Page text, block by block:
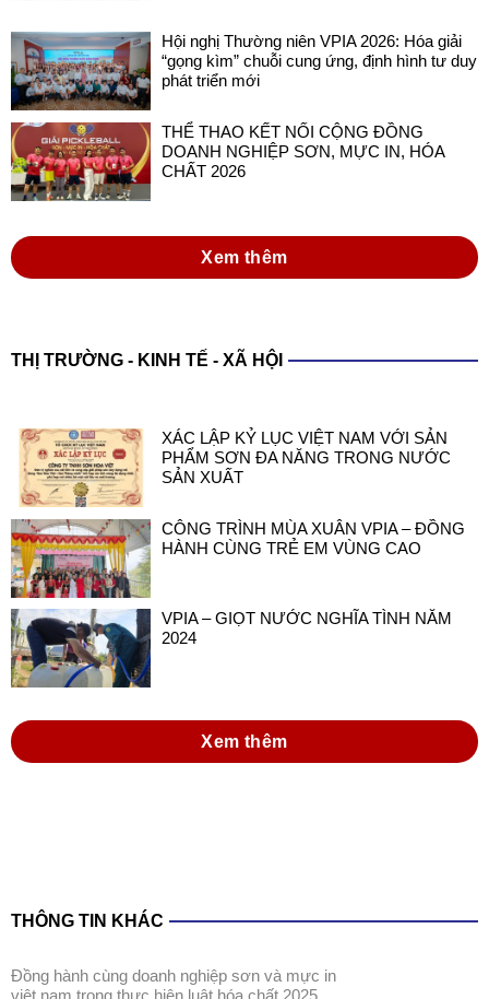
Hội nghị Thường niên VPIA 2026: Hóa giải
“gọng kìm” chuỗi cung ứng, định hình tư duy
phát triển mới
THỂ THAO KẾT NỐI CỘNG ĐỒNG
DOANH NGHIỆP SƠN, MỰC IN, HÓA
CHẤT 2026
Xem thêm
THỊ TRƯỜNG - KINH TẾ - XÃ HỘI
XÁC LẬP KỶ LỤC VIỆT NAM VỚI SẢN
PHẨM SƠN ĐA NĂNG TRONG NƯỚC
SẢN XUẤT
CÔNG TRÌNH MÙA XUÂN VPIA – ĐỒNG
HÀNH CÙNG TRẺ EM VÙNG CAO
VPIA – GIỌT NƯỚC NGHĨA TÌNH NĂM
2024
Xem thêm
THÔNG TIN KHÁC
đồng hành cùng doanh nghiệp sơn và mực in